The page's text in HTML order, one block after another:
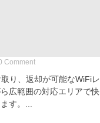
Commenton
評
判、
り、返却が可能なWiFiレ
広範囲の対応エリアで快
す。...